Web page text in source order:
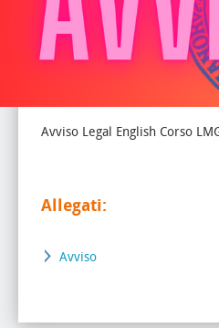
Avviso Legal English Corso
Allegati:
Avviso